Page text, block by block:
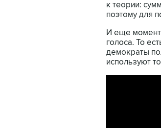
к теории:
поэтому для
И еще
голоса. То
демократы
используют